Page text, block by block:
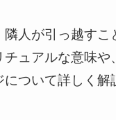
隣人が引っ越すこ
ュアルな意味や
ついて詳しく解